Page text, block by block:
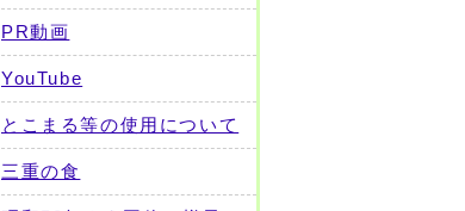
PR動画
YouTube
とこまる等の使用について
三重の食